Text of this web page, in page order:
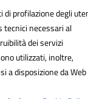
profilazione degli
tecnici necessari al
dei servizi
utilizzati, inoltre,
a disposizione da Web